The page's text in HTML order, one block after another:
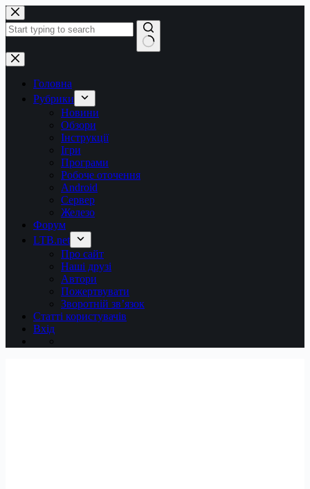
Перейти
до
вмісту
Немає
результатів
Головна
Рубрики
Новини
Обзори
Інструкції
Ігри
Програми
Робоче оточення
Android
Сервер
Железо
Форум
LTB.net
Про сайт
Наші друзі
Автори
Пожертвувати
Зворотній зв’язок
Статті користувачів
Вхід